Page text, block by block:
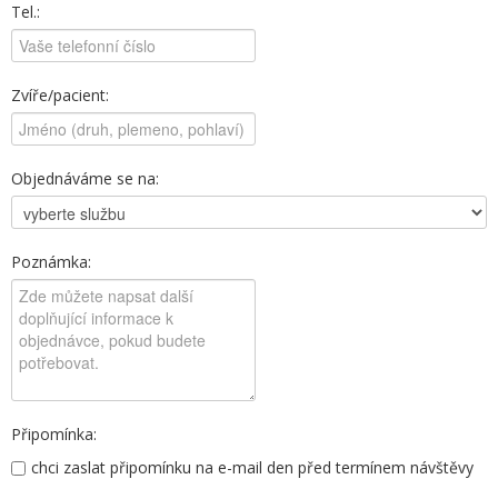
Tel.:
Zvíře/pacient:
Objednáváme se na:
Poznámka:
Připomínka:
chci zaslat připomínku na e-mail den před termínem návštěvy